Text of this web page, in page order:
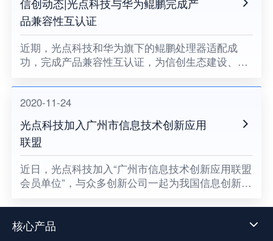
品兼容性互认证
近期，光点科技和华为旗下的鲲鹏处理器适配成
功，完成产品兼容性互认证，为信创生态建设、关
2020-11-24
光点科技加入广州市信息技术创新应用
联盟
​近日，光点科技加入“广州市信息技术创新应用联盟
会员单位”，与众多创新公司一起为我国信息创新发
台技术发展迈向了新阶段。
核心产品